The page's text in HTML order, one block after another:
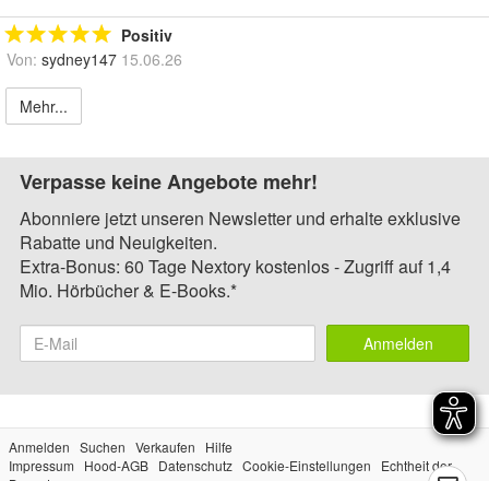
Positiv
Von: sydney147 15.06.26
Mehr...
Verpasse keine Angebote mehr!
Abonniere jetzt unseren Newsletter und erhalte exklusive
Rabatte und Neuigkeiten.
Extra-Bonus: 60 Tage Nextory kostenlos - Zugriff auf 1,4
Mio. Hörbücher & E-Books.*
Anmelden
Anmelden Suchen Verkaufen
Hilfe
Impressum
Hood-AGB Datenschutz Cookie-Einstellungen
Echtheit der